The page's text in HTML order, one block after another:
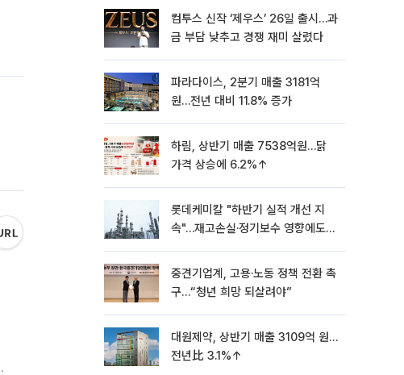
컴투스 신작 ‘제우스’ 26일 출시…과
금 부담 낮추고 경쟁 재미 살렸다
파라다이스, 2분기 매출 3181억
원…전년 대비 11.8% 증가
하림, 상반기 매출 7538억원…닭
가격 상승에 6.2%↑
롯데케미칼 "하반기 실적 개선 지
속"…재고손실·정기보수 영향에도
중견기업계, 고용·노동 정책 전환 촉
구…“청년 희망 되살려야”
대원제약, 상반기 매출 3109억 원…
전년比 3.1%↑